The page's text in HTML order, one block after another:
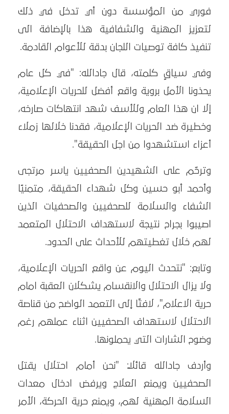
فوري من المؤسسة دون أي تدخل في ذلك
لتعزيز المهنية والشفافية هذا بالإضافة الى
تنفيذ كافة توصيات اللجان بدقة للأعوام القادمة.
وفي سياقٍ كلمته، قال جادالله: "في كل عام
يحذونا الأمل بروية واقع أفضل للحريات الإعلامية،
إلا ان هذا العام وللأسف شهد انتهاكات صارخه،
وخطيرة ضد الحريات الإعلامية، فقدنا خلالها زملاء
أعزاء استشهدوا من اجل الحقيقة".
وترحّم على الشهيدين الصحفيين ياسر مرتجى
وأحمد أبو حسين وكل شهداء الحقيقة، متمنيًا
الشفاء والسلامة للصحفيين والصحفيات الذين
اصيبوا بجراح نتيجة لاستهداف الاحتلال المتعمد
لهم خلال تغطيتهم للأحداث على الحدود.
وتابع: "نتحدث اليوم عن واقع الحريات الإعلامية،
ولا يزال الاحتلال والانقسام يشكلان العقبة امام
حرية الاعلام"، لافتًا إلى التعمد الواضح من قناصة
الاحتلال لاستهداف الصحفيين اثناء عملهم رغم
وضوح الشارات التي يحملونها.
وأردف جادالله قائلاً: "نحن أمام احتلال يقتل
الصحفيين ويمنع العلاج ويرفض ادخال معدات
السلامة المهنية لهم، ويمنع حرية الحركة، الأمر